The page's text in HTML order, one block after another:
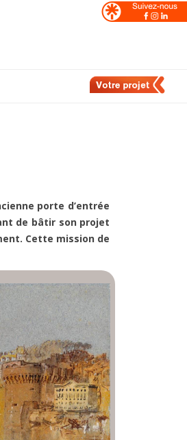
porte d’entrée
de bâtir son projet
Cette mission de